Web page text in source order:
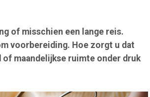
of misschien een lange reis.
voorbereiding. Hoe zorgt u dat
of maandelijkse ruimte onder druk